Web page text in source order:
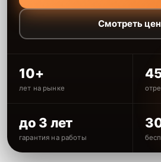
Смотреть
10+
лет на рынке
до 3 лет
гарантия на работы